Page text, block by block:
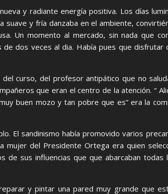
y radiante energía positiva. Los días
y fría danzaba en el ambiente,
Un momento al mercado, sin nada que
dos veces al dia. Había pues que disfrutar
curso, del profesor antipático que no
que eran el centro de la atención. “
buen mozo y tan pobre que es” era la
El sandinismo había promovido varios
del Presidente Ortega era quien
de sus influencias que que abarcaban todas
y pintar una pared muy grande que